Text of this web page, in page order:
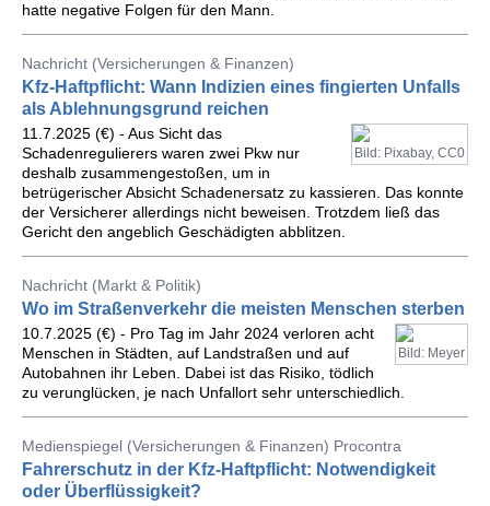
hatte negative Folgen für den Mann.
Nachricht (Versicherungen & Finanzen)
Kfz-Haftpflicht: Wann Indizien eines fingierten Unfalls
als Ablehnungsgrund reichen
Bild: Pixabay, CC0
11.7.2025 (€) - Aus Sicht das
Schadenregulierers waren zwei Pkw nur
deshalb zusammengestoßen, um in
betrügerischer Absicht Schadenersatz zu kassieren. Das konnte
der Versicherer allerdings nicht beweisen. Trotzdem ließ das
Gericht den angeblich Geschädigten abblitzen.
Nachricht (Markt & Politik)
Wo im Straßenverkehr die meisten Menschen sterben
Bild: Meyer
10.7.2025 (€) - Pro Tag im Jahr 2024 verloren acht
Menschen in Städten, auf Landstraßen und auf
Autobahnen ihr Leben. Dabei ist das Risiko, tödlich
zu verunglücken, je nach Unfallort sehr unterschiedlich.
Medienspiegel (Versicherungen & Finanzen) Procontra
Fahrerschutz in der Kfz-Haftpflicht: Notwendigkeit
oder Überflüssigkeit?